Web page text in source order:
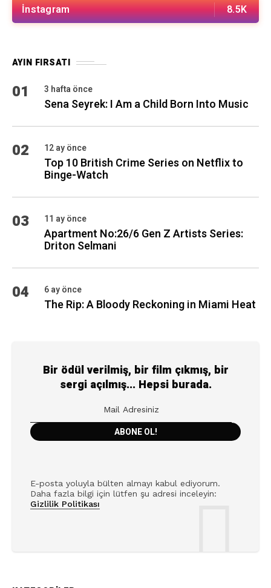
İnstagram 8.5K
AYIN FIRSATI
01 3 hafta önce
Sena Seyrek: I Am a Child Born Into Music
02 12 ay önce
Top 10 British Crime Series on Netflix to
Binge-Watch
03 11 ay önce
Apartment No:26/6 Gen Z Artists Series:
Driton Selmani
04 6 ay önce
The Rip: A Bloody Reckoning in Miami Heat
Bir ödül verilmiş, bir film çıkmış, bir
sergi açılmış... Hepsi burada.
E-posta yoluyla bülten almayı kabul ediyorum.
Daha fazla bilgi için lütfen şu adresi inceleyin:
Gizlilik Politikası